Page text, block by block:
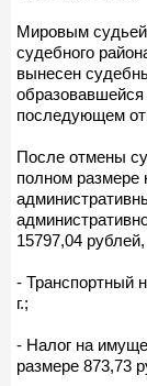
Мировым судьей
судебного
вынесен
последующем
После отмены
полном размере
15797,04
- Транспортный
г.;
- Налог на
размере 873,73